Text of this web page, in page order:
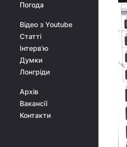
Погода
Відео з Youtube
Статті
Інтерв'ю
Думки
Лонгріди
Архів
Вакансії
Контакти